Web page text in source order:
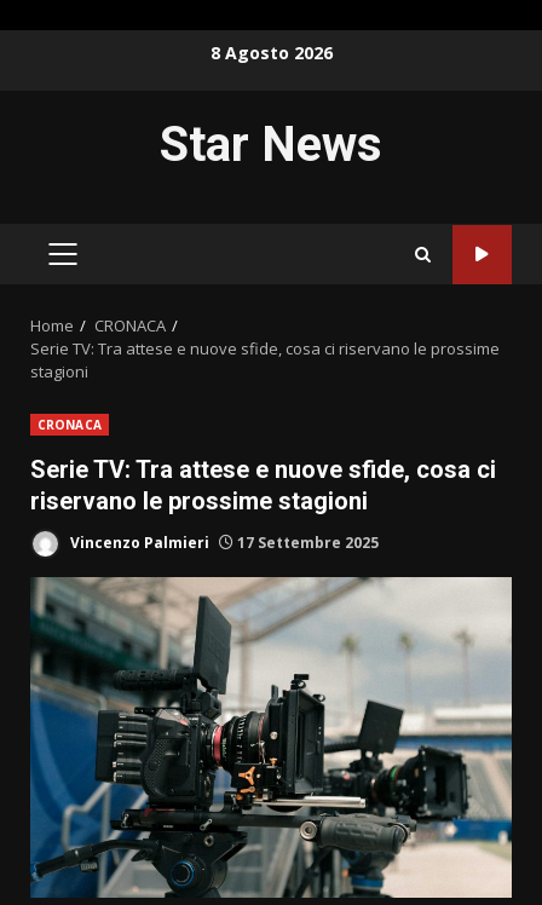
8 Agosto 2026
Star News
PRIMARY
Home
CRONACA
Serie TV: Tra attese e nuove sfide, cosa ci riservano le prossime
stagioni
CRONACA
Serie TV: Tra attese e nuove sfide, cosa ci
riservano le prossime stagioni
Vincenzo Palmieri 17 Settembre 2025